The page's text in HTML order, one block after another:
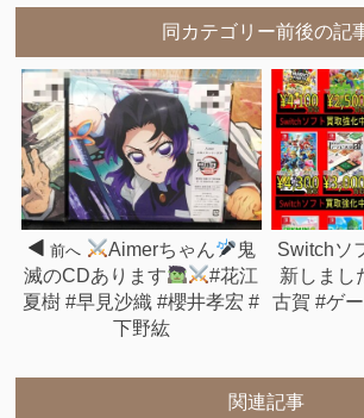
同カテゴリー前後の記
前へ Aimerちゃん
鬼
滅のCDあります
#花江
夏樹 #早見沙織 #櫻井孝宏 #
下野紘
Switchソ
新しまし
古賀 #ゲ
関連記事